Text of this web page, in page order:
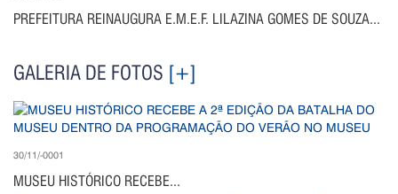
PREFEITURA REINAUGURA E.M.E.F. LILAZINA GOMES DE SOUZA...
GALERIA DE FOTOS [+]
30/11/-0001
MUSEU HISTÓRICO RECEBE...